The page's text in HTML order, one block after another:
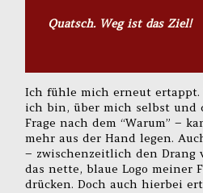
Quatsch. Weg ist das Ziel!
Ich fühle mich erneut ertappt.
ich bin, über mich selbst und
Frage nach dem “Warum” –
mehr aus der Hand legen.
– zwischenzeitlich den Drang
das nette, blaue Logo meiner
drücken. Doch auch hierbei